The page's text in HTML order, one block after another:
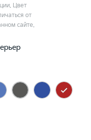
Цвет
от
сайте.